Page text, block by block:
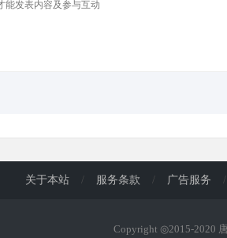
关于本站 / 服务条款 / 广告服务 /
Copyright ◎2015-2020